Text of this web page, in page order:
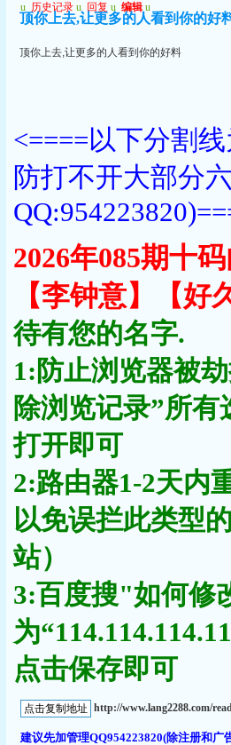
u 历史记录 u 回复 u 编辑 u
顶你上去,让更多的人看到你的好
顶你上去,让更多的人看到你的好料
<====以下分割
防打不开大部分
2026年085期十
【李钟意】【
待有您的名字.
1:防止浏览器被
除浏览记录”所
打开即可
2:路由器1-2天内
以免误拦此类型
站）
3:百度搜"如何修
为
点击保存即可
http://www.lang2288.com/
建议先加管理QQ954223820(除注册和